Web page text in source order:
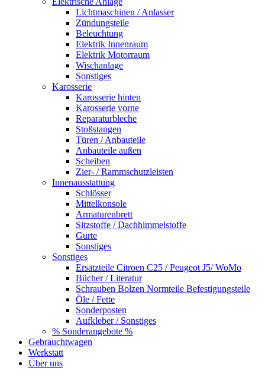
Lichtmaschinen / Anlasser
Zündungsteile
Beleuchtung
Elektrik Innenraum
Elektrik Motorraum
Wischanlage
Sonstiges
Karosserie
Karosserie hinten
Karosserie vorne
Reparaturbleche
Stoßstangen
Türen / Anbauteile
Anbauteile außen
Scheiben
Zier- / Rammschutzleisten
Innenausstattung
Schlösser
Mittelkonsole
Armaturenbrett
Sitzstoffe / Dachhimmelstoffe
Gurte
Sonstiges
Sonstiges
Ersatzteile Citroen C25 / Peugeot J5/ WoMo
Bücher / Literatur
Schrauben Bolzen Normteile Befestigungsteile
Öle / Fette
Sonderposten
Aufkleber / Sonstiges
% Sonderangebote %
Gebrauchtwagen
Werkstatt
Über uns